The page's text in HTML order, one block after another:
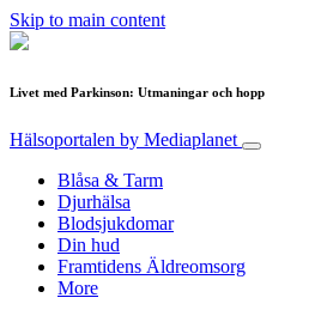
Skip to main content
Livet med Parkinson: Utmaningar och hopp
Hälsoportalen by Mediaplanet
Blåsa & Tarm
Djurhälsa
Blodsjukdomar
Din hud
Framtidens Äldreomsorg
More